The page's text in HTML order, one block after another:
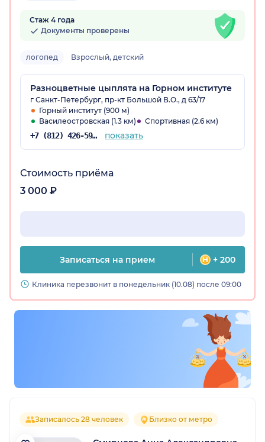
Стаж 4 года
Документы проверены
логопед Взрослый, детский
Разноцветные цыплята на Горном институте
г Санкт-Петербург, пр-кт Большой В.О., д 63/17
Горный институт (900 м)
Василеостровская (1.3 км)
Спортивная (2.6 км)
+7 (812) 426-59-16 показать
Стоимость приёма
3 000 ₽
Записаться на прием + 200
Клиника перезвонит в понедельник (10.08) после 09:00
Записалось 28 человек Близко от метро